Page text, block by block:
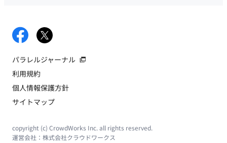
パラレルジャーナル
利用規約
個人情報保護方針
サイトマップ
copyright (c) CrowdWorks Inc. all rights reserved.
運営会社： 株式会社クラウドワークス